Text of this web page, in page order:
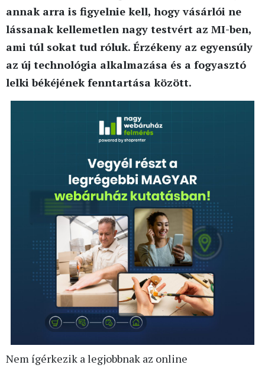
annak arra is figyelnie kell, hogy vásárlói ne
lássanak kellemetlen nagy testvért az MI-ben,
ami túl sokat tud róluk. Érzékeny az egyensúly
az új technológia alkalmazása és a fogyasztó
lelki békéjének fenntartása között.
Nem ígérkezik a legjobbnak az online